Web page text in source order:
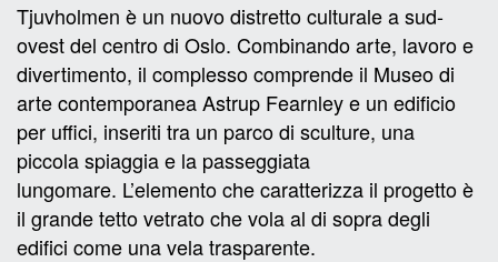
Tjuvholmen è un nuovo distretto culturale a sud-
ovest del centro di Oslo. Combinando arte, lavoro e
divertimento, il complesso comprende il Museo di
arte contemporanea Astrup Fearnley e un edificio
per uffici, inseriti tra un parco di sculture, una
piccola spiaggia e la passeggiata
lungomare. L’elemento che caratterizza il progetto è
il grande tetto vetrato che vola al di sopra degli
edifici come una vela trasparente.